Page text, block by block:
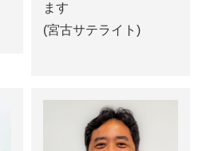
ます
(宮古サテライト)